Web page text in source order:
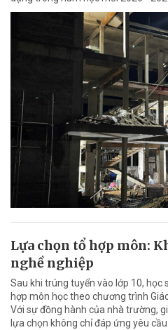
Lựa chọn tổ hợp môn:
nghề nghiệp
Sau khi trúng tuyển vào lớp 10, học
hợp môn học theo chương trình
Với sự đồng hành của nhà trường,
lựa chọn không chỉ đáp ứng yêu